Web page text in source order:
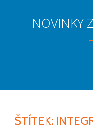
NOVINKY
ŠTÍTEK: